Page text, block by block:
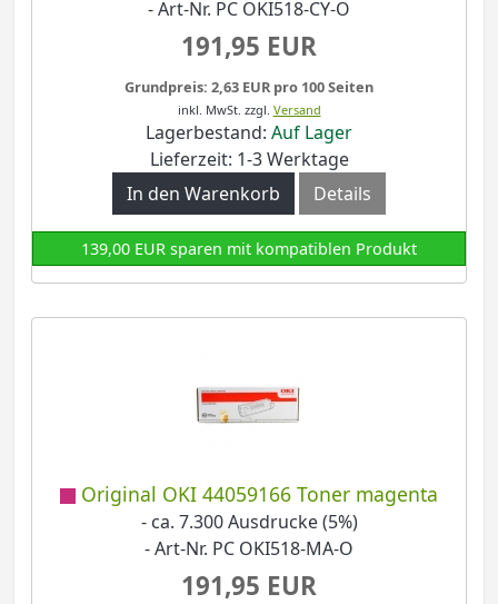
- Art-Nr. PC OKI518-CY-O
191,95 EUR
Grundpreis: 2,63 EUR pro 100 Seiten
inkl. MwSt. zzgl. Versand
Lagerbestand: Auf Lager
Lieferzeit: 1-3 Werktage
In den Warenkorb
Details
139,00 EUR sparen mit kompatiblen Produkt
Original OKI 44059166 Toner magenta
- ca. 7.300 Ausdrucke (5%)
- Art-Nr. PC OKI518-MA-O
191,95 EUR